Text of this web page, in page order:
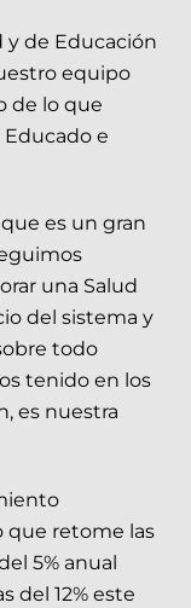
y de Educación
equipo
de lo que
e
es un gran
una Salud
del sistema y
todo
tenido en los
es nuestra
que retome las
5% anual
del 12% este